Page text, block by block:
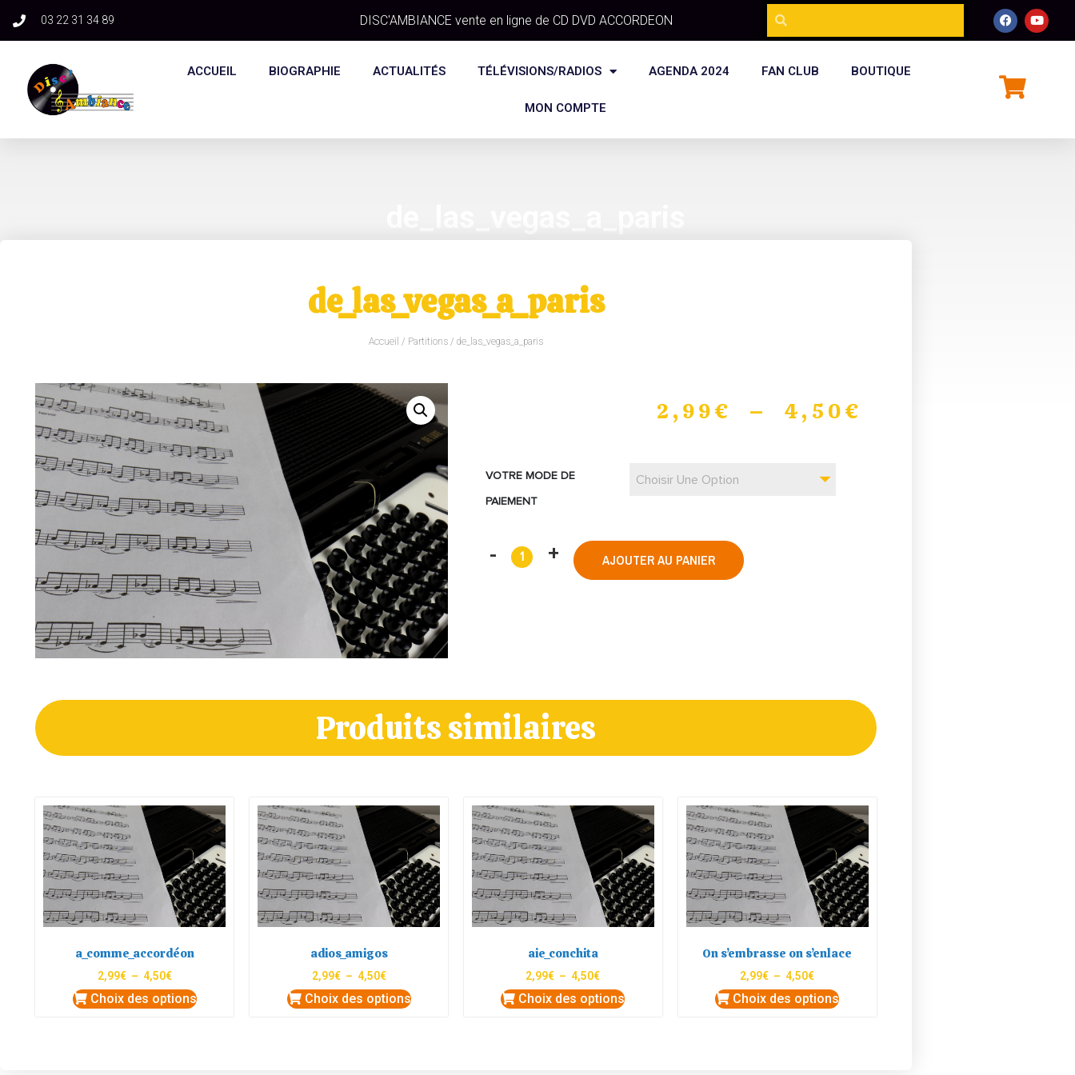
03 22 31 34 89​ DISC'AMBIANCE vente en ligne de CD DVD ACCORDEON
ACCUEIL BIOGRAPHIE ACTUALITÉS TÉLÉVISIONS/RADIOS AGENDA 2024 FAN CLUB BOUTIQUE
MON COMPTE
de_las_vegas_a_paris
Accueil / Partitions / de_las_vegas_a_paris
2,99€ – 4,50€
VOTRE MODE DE
PAIEMENT
Choisir Une Option
AJOUTER AU PANIER
Produits similaires
a_comme_accordéon
2,99€ – 4,50€
Choix des options
adios_amigos
2,99€ – 4,50€
Choix des options
aie_conchita
2,99€ – 4,50€
Choix des options
On s’embrasse on s’enlace
2,99€ – 4,50€
Choix des options